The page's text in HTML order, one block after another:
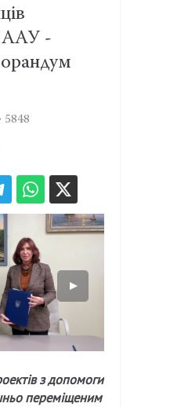
-
5848
з допомоги
переміщеним